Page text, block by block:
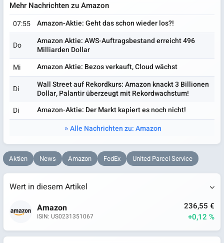
Mehr Nachrichten zu Amazon
07:55 Amazon-Aktie: Geht das schon wieder los?!
Do
Amazon Aktie: AWS-Auftragsbestand erreicht 496
Milliarden Dollar
Mi
Amazon Aktie: Bezos verkauft, Cloud wächst
Di
Wall Street auf Rekordkurs: Amazon knackt 3 Billionen
Dollar, Palantir überzeugt mit Rekordwachstum!
Di
Amazon-Aktie: Der Markt kapiert es noch nicht!
Alle Nachrichten zu: Amazon
Aktien News Amazon FedEx United Parcel Service
Wert in diesem Artikel
Amazon
ISIN: US0231351067
236,55 €
+0,12 %